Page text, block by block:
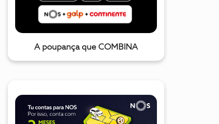
A poupança que COMBINA